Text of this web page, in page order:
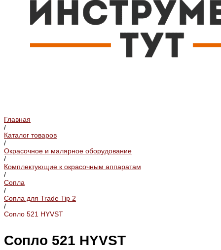
Главная
/
Каталог товаров
/
Окрасочное и малярное оборудование
/
Комплектующие к окрасочным аппаратам
/
Сопла
/
Сопла для Trade Tip 2
/
Сопло 521 HYVST
Сопло 521 HYVST